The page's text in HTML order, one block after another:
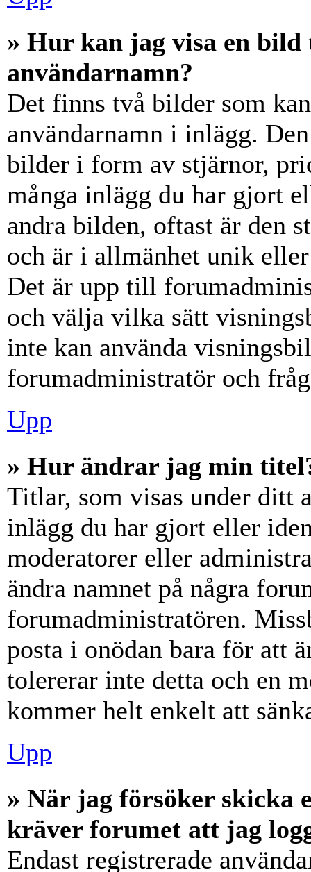
» Hur kan jag visa en
användarnamn?
Det finns två bilder som
användarnamn i inlägg.
bilder i form av stjärnor,
många inlägg du har gjort
andra bilden, oftast är den
och är i allmänhet unik
Det är upp till
och välja vilka sätt
inte kan använda
forumadministratör och
Upp
» Hur ändrar jag min
Titlar, som visas under ditt
inlägg du har gjort eller
moderatorer eller
ändra namnet på några
forumadministratören.
posta i onödan bara för att
tolererar inte detta och en
kommer helt enkelt att
Upp
» När jag försöker skicka
kräver forumet att jag
Endast registrerade